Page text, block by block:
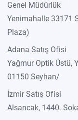
Genel Müdürlük
Yenimahalle 33171
Plaza)
Adana Satış Ofisi
Yağmur Optik Üstü,
01150 Seyhan/
İzmir Satış Ofisi
Alsancak, 1440.